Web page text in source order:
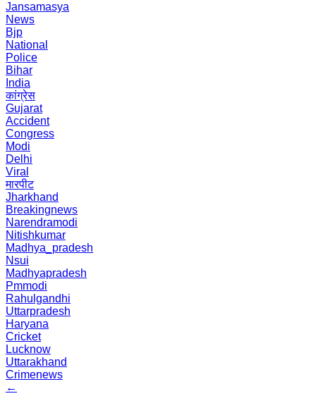
Jansamasya
News
Bjp
National
Police
Bihar
India
कांग्रेस
Gujarat
Accident
Congress
Modi
Delhi
Viral
मारपीट
Jharkhand
Breakingnews
Narendramodi
Nitishkumar
Madhya_pradesh
Nsui
Madhyapradesh
Pmmodi
Rahulgandhi
Uttarpradesh
Haryana
Cricket
Lucknow
Uttarakhand
Crimenews
←